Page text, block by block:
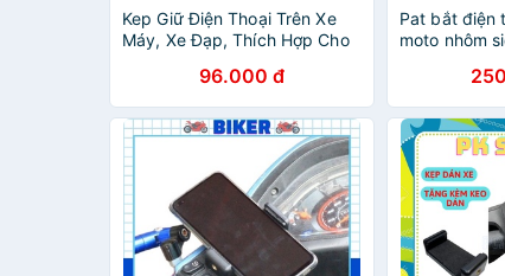
Kep Giữ Điện Thoại Trên Xe
Máy, Xe Đạp, Thích Hợp Cho
96.000 đ
Pat bắt điện
moto nhôm